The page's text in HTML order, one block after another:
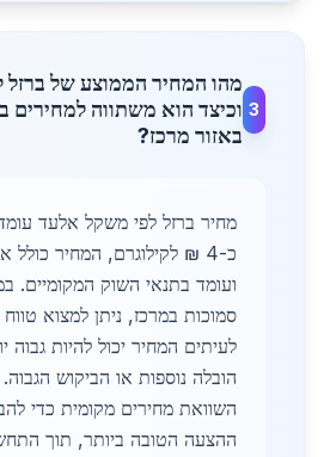
3
מהו המחיר הממוצע של
וכיצד הוא משתווה למחירים
באזור מרכז?
מחיר ברזל לפי משקל אלעד
כ-4 ₪ לקילוגרם, המחיר
ועומד בתנאי השוק המקומיים.
סמוכות במרכז, ניתן למצוא
לעיתים המחיר יכול להיות גבוה
הובלה נוספות או הביקוש
השוואת מחירים מקומית כדי
ההצעה הטובה ביותר, תוך